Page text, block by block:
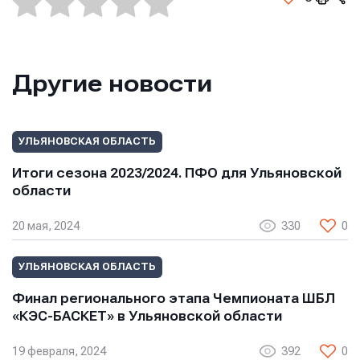
Другие новости
УЛЬЯНОВСКАЯ ОБЛАСТЬ
Итоги сезона 2023/2024. ПФО для Ульяновской
области
20 мая, 2024 330 0
УЛЬЯНОВСКАЯ ОБЛАСТЬ
Финал регионального этапа Чемпионата ШБЛ
«КЭС-БАСКЕТ» в Ульяновской области
19 февраля, 2024 392 0